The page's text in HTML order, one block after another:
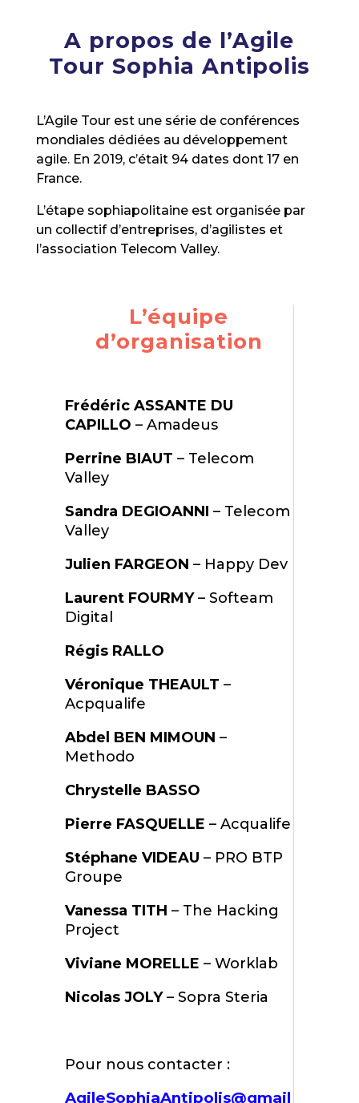
A propos de l’Agile
Tour Sophia Antipolis
L’Agile Tour est une série de conférences
mondiales dédiées au développement
agile. En 2019, c’était 94 dates dont 17 en
France.
L’étape sophiapolitaine est organisée par
un collectif d’entreprises, d’agilistes et
l’association Telecom Valley.
L’équipe
d’organisation
Frédéric ASSANTE DU
CAPILLO – Amadeus
Perrine BIAUT – Telecom
Valley
Sandra DEGIOANNI – Telecom
Valley
Julien FARGEON – Happy Dev
Laurent FOURMY– Softeam
Digital
Régis RALLO
Véronique THEAULT –
Acpqualife
Abdel BEN MIMOUN –
Methodo
Chrystelle BASSO
Pierre FASQUELLE – Acqualife
Stéphane VIDEAU – PRO BTP
Groupe
Vanessa TITH – The Hacking
Project
Viviane MORELLE – Worklab
Nicolas JOLY– Sopra Steria
Pour nous contacter :
AgileSophiaAntipolis@gmail